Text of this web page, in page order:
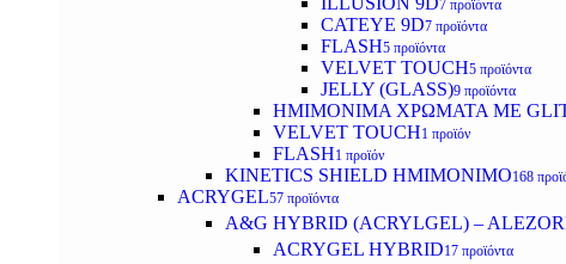
7 προϊόντα
CATEYE 9D7 προϊόντα
FLASH5 προϊόντα
VELVET TOUCH5 προϊόντα
JELLY (GLASS)9 προϊόντα
ΗΜΙΜΟΝΙΜA ΧΡΩΜΑΤΑ ΜΕ
VELVET TOUCH1 προϊόν
FLASH1 προϊόν
KINETICS SHIELD ΗΜΙΜΟΝΙΜΟ168
ACRYGEL57 προϊόντα
A&G HYBRID (ACRYLGEL) –
ACRYGEL HYBRID17 προϊόντα